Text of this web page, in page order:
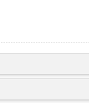
Ultrasonic